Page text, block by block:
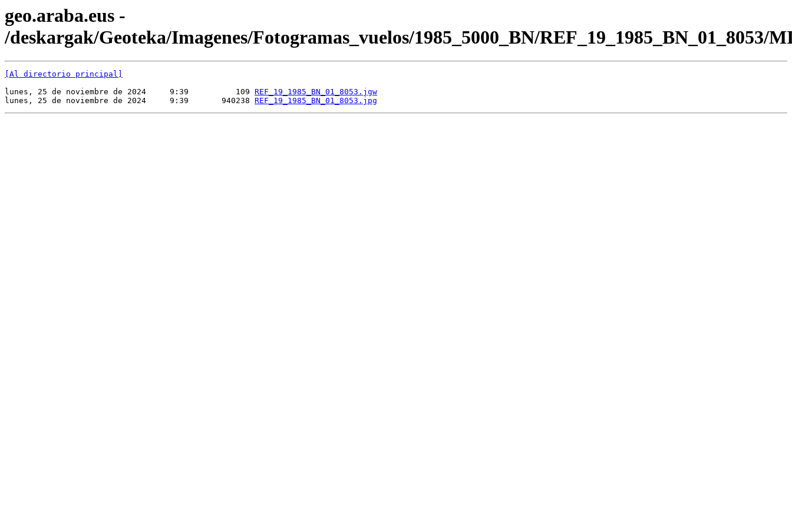
geo.araba.eus -
/deskargak/Geoteka/Imagenes/Fotogramas_vuelos/1985_5000_BN/REF_19_1985_BN_01_8053/
[Al directorio principal]
lunes, 25 de noviembre de 2024     9:39          109 REF_19_1985_BN_01_8053.jgw
lunes, 25 de noviembre de 2024     9:39       940238 REF_19_1985_BN_01_8053.jpg